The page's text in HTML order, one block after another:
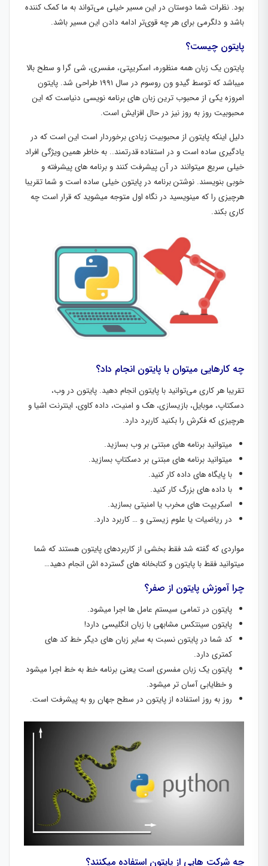
بود. نظرات شما دوستان در این مسیر خیلی می‌تواند به ما کمک کننده
باشد و دلگرمی برای هر چه قوی‌تر ادامه دادن این مسیر باشد.
پایتون چیست؟
پایتون یک زبان همه منظوره، اسکریپتی، مفسری، شی گرا و سطح بالا
میباشد که توسط گیدو ون روسوم در سال 1991 طراحی شد. پایتون
امروزه یکی از محبوب ترین زبان های برنامه نویسی دنیاست که این
محبوبیت روز به روز نیز در حال افزایش است.
دلیل اینکه پایتون از محبوبیت زیادی برخوردار است این است که در
یادگیری ساده است و در استفاده قدرتمند.. به خاطر همین ویژگی افراد
خیلی سریع میتوانند در آن پیشرفت کنند و برنامه های پیشرفته و
خوبی بنویسند. نوشتن برنامه در پایتون خیلی ساده است و شما تقریبا
هرچیزی را که مینویسید در نگاه اول متوجه میشوید که قرار است چه
کاری بکند.
چه کارهایی میتوان با پایتون انجام داد؟
تقریبا هر کاری می‌توانید با پایتون انجام دهید. پایتون در وب،
دسکتاپ، موبایل، بازیسازی، هک و امنیت، داده کاوی، اینترنت اشیا و
هرچیزی که فکرش را بکنید کاربرد دارد.
میتوانید برنامه های مبتنی بر وب بسازید.
میتوانید برنامه های مبتنی بر دسکتاپ بسازید.
با پایگاه های داده کار کنید.
با داده های بزرگ کار کنید.
اسکریپت های مخرب یا امنیتی بسازید.
در ریاضیات یا علوم زیستی و … کاربرد دارد.
مواردی که گفته شد فقط بخشی از کاربردهای پایتون هستند که شما
میتوانید فقط با پایتون و کتابخانه های گسترده اش انجام دهید…
چرا آموزش پایتون از صفر؟
پایتون در تمامی سیستم عامل ها اجرا میشود.
پایتون سینتکس مشابهی با زبان انگلیسی دارد!
کد شما در پایتون نسبت به سایر زبان های دیگر خط کد های
کمتری دارد.
پایتون یک زبان مفسری است یعنی برنامه خط به خط اجرا میشود
و خطایابی آسان تر میشود.
روز به روز استفاده از پایتون در سطح جهان رو به پیشرفت است.
چه شرکت هایی از پایتون استفاده میکنند؟